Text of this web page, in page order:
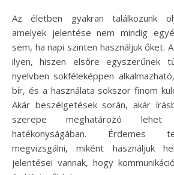
Az életben gyakran találkozunk olyan kifejezésekkel,
amelyek jelentése nem mindig
sem, ha napi szinten használjuk őket.
ilyen, hiszen elsőre egyszerűnek
nyelvben sokféleképpen
bír, és a használata sokszor finom
Akár beszélgetések során, akár
szerepe meghatározó lehet
hatékonyságában. Érdemes
megvizsgálni, miként használjuk
jelentései vannak, hogy